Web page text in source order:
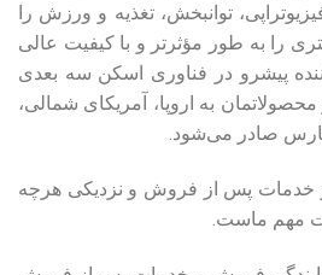
توانبخش، تغذیه و ورزش را
را به طور مؤثرتر و با کیفیت عالی
پیشرو در فناوری اسکن سه بعدی
به اروپا، آمریکای شمالی،
صادر می‌شود.
پس از فروش و نزدیکی هرچه
مهم ماست.